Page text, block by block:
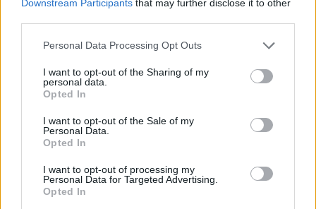
Downstream Participants that may further disclose it to other
Personal Data Processing Opt Outs
I want to opt-out of the Sharing of my
personal data.
Opted In
I want to opt-out of the Sale of my
Personal Data.
Opted In
I want to opt-out of processing my
Personal Data for Targeted Advertising.
Opted In
Acquanegra sul Chiese (41)
Asola (222)
Bagnolo San Vito (116)
Bozzolo (81)
Casalmoro (31)